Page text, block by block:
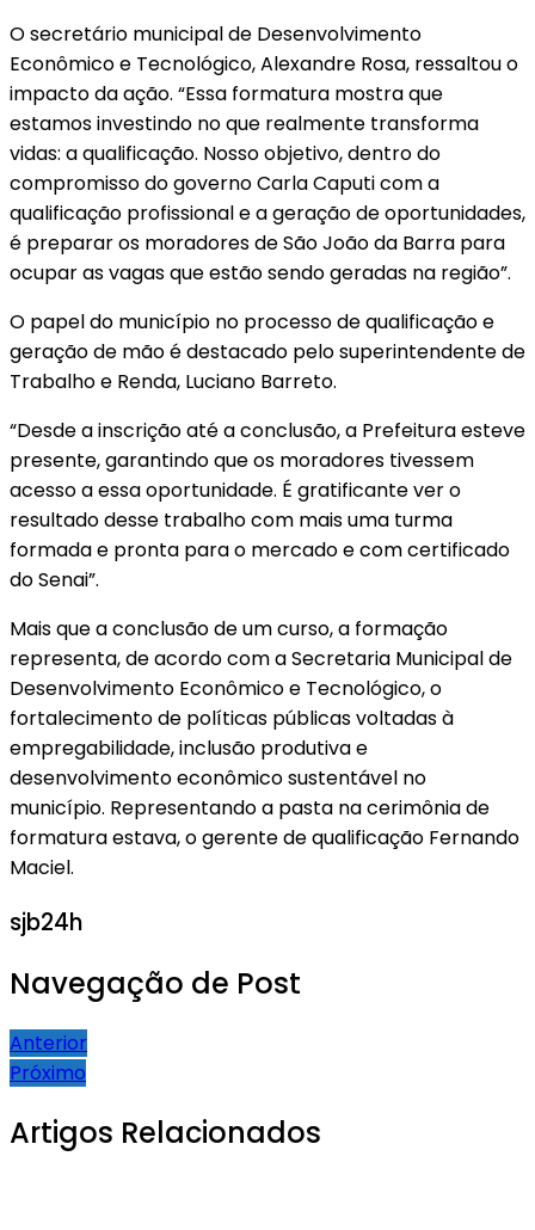
O secretário municipal de Desenvolvimento
Econômico e Tecnológico, Alexandre Rosa, ressaltou o
impacto da ação. “Essa formatura mostra que
estamos investindo no que realmente transforma
vidas: a qualificação. Nosso objetivo, dentro do
compromisso do governo Carla Caputi com a
qualificação profissional e a geração de oportunidades,
é preparar os moradores de São João da Barra para
ocupar as vagas que estão sendo geradas na região”.
O papel do município no processo de qualificação e
geração de mão é destacado pelo superintendente de
Trabalho e Renda, Luciano Barreto.
“Desde a inscrição até a conclusão, a Prefeitura esteve
presente, garantindo que os moradores tivessem
acesso a essa oportunidade. É gratificante ver o
resultado desse trabalho com mais uma turma
formada e pronta para o mercado e com certificado
do Senai”.
Mais que a conclusão de um curso, a formação
representa, de acordo com a Secretaria Municipal de
Desenvolvimento Econômico e Tecnológico, o
fortalecimento de políticas públicas voltadas à
empregabilidade, inclusão produtiva e
desenvolvimento econômico sustentável no
município. Representando a pasta na cerimônia de
formatura estava, o gerente de qualificação Fernando
Maciel.
sjb24h
Navegação de Post
Anterior
Próximo
Artigos Relacionados